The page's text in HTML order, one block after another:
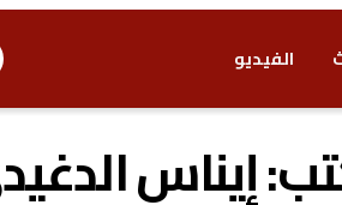
‏الفيديو
إيناس